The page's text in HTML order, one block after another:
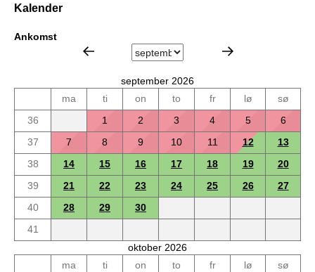
Kalender
Ankomst
september 2026
ma
ti on to fr lø
sø
36
1 2 3 4 5
6
37
7 8 9 10 11 12
13
38
14 15 16 17 18 19
20
39
21 22 23 24 25 26
27
40
28 29
30
41
oktober 2026
ma
ti on to fr lø
sø